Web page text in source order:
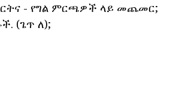
- የግል ምርጫዎች ላይ መጨመር;
(ጌጥ ለ);